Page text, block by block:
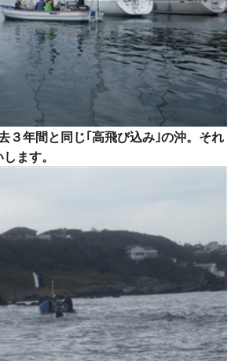
３年間と同じ｢高飛び込み｣の沖。それ
ます。